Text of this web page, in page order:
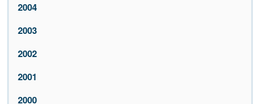
2004
2003
2002
2001
2000